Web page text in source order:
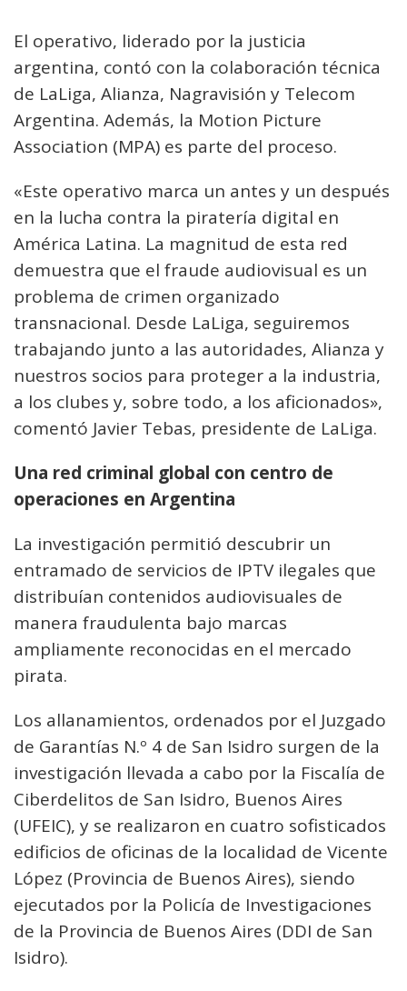
El operativo, liderado por la justicia
argentina, contó con la colaboración técnica
de LaLiga, Alianza, Nagravisión y Telecom
Argentina. Además, la Motion Picture
Association (MPA) es parte del proceso.
«Este operativo marca un antes y un después
en la lucha contra la piratería digital en
América Latina. La magnitud de esta red
demuestra que el fraude audiovisual es un
problema de crimen organizado
transnacional. Desde LaLiga, seguiremos
trabajando junto a las autoridades, Alianza y
nuestros socios para proteger a la industria,
a los clubes y, sobre todo, a los aficionados»,
comentó Javier Tebas, presidente de LaLiga.
Una red criminal global con centro de
operaciones en Argentina
La investigación permitió descubrir un
entramado de servicios de IPTV ilegales que
distribuían contenidos audiovisuales de
manera fraudulenta bajo marcas
ampliamente reconocidas en el mercado
pirata.
Los allanamientos, ordenados por el Juzgado
de Garantías N.º 4 de San Isidro surgen de la
investigación llevada a cabo por la Fiscalía de
Ciberdelitos de San Isidro, Buenos Aires
(UFEIC), y se realizaron en cuatro sofisticados
edificios de oficinas de la localidad de Vicente
López (Provincia de Buenos Aires), siendo
ejecutados por la Policía de Investigaciones
de la Provincia de Buenos Aires (DDI de San
Isidro).